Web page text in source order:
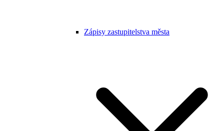
Zápisy zastupitelstva města